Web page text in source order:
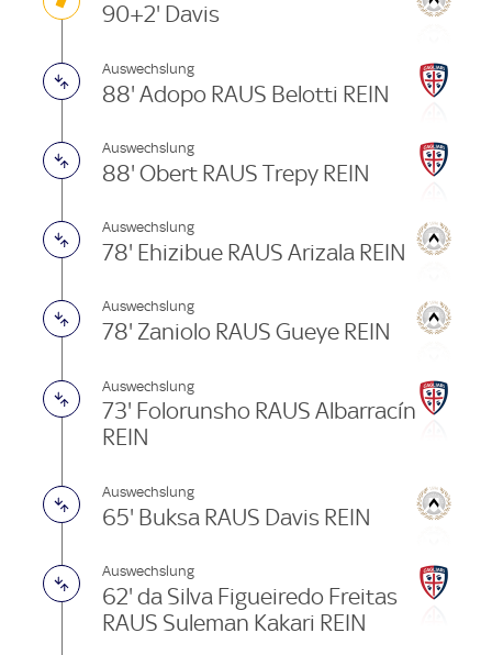
90+2' Davis
Auswechslung
88' Adopo RAUS Belotti REIN
Auswechslung
88' Obert RAUS Trepy REIN
Auswechslung
78' Ehizibue RAUS Arizala REIN
Auswechslung
78' Zaniolo RAUS Gueye REIN
Auswechslung
73' Folorunsho RAUS Albarracín
REIN
Auswechslung
65' Buksa RAUS Davis REIN
Auswechslung
62' da Silva Figueiredo Freitas
RAUS Suleman Kakari REIN